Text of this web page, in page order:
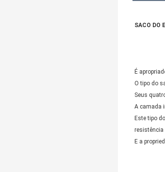
SACO DO
É
O tipo do
Seus
A camada
Este tipo
resistência
E a